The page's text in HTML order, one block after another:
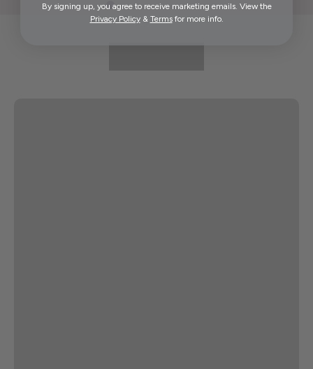
By signing up, you agree to receive marketing emails. View the
Privacy Policy& Termsfor more info.